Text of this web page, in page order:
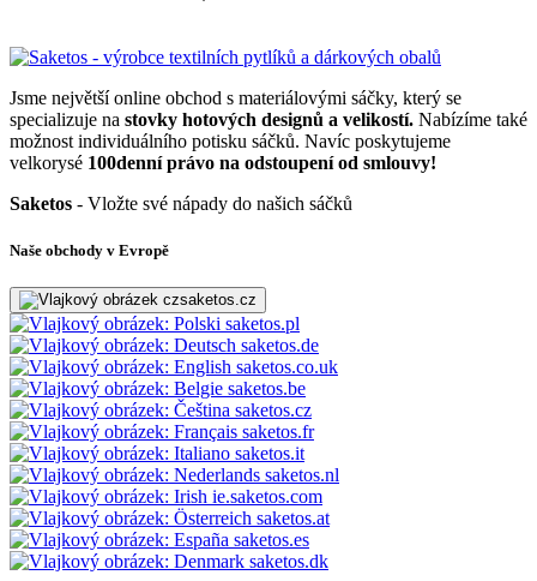
Jsme největší online obchod s materiálovými sáčky, který se
specializuje na stovky hotových designů a velikostí. Nabízíme také
možnost individuálního potisku sáčků. Navíc poskytujeme
velkorysé 100denní právo na odstoupení od smlouvy!
Saketos - Vložte své nápady do našich sáčků
Naše obchody v Evropě
saketos.cz
saketos.pl
saketos.de
saketos.co.uk
saketos.be
saketos.cz
saketos.fr
saketos.it
saketos.nl
ie.saketos.com
saketos.at
saketos.es
saketos.dk